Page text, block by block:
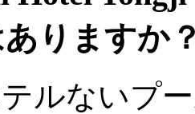
ありますか
ルないプ